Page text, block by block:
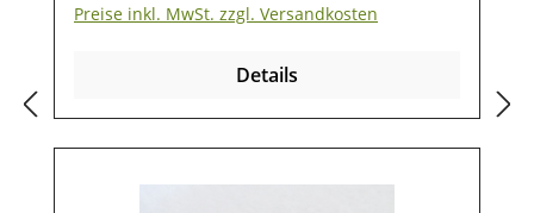
Preise inkl. MwSt. zzgl. Versandkosten
Details